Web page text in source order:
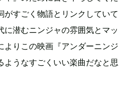
がすごく物語とリンクしていて
に潜むニンジャの雰囲気とマッ
よりこの映画『アンダーニンジ
ようなすごくいい楽曲だなと思